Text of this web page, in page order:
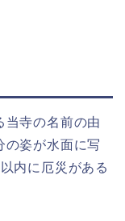
当寺の名前の由
の姿が水面に写
内に厄災がある